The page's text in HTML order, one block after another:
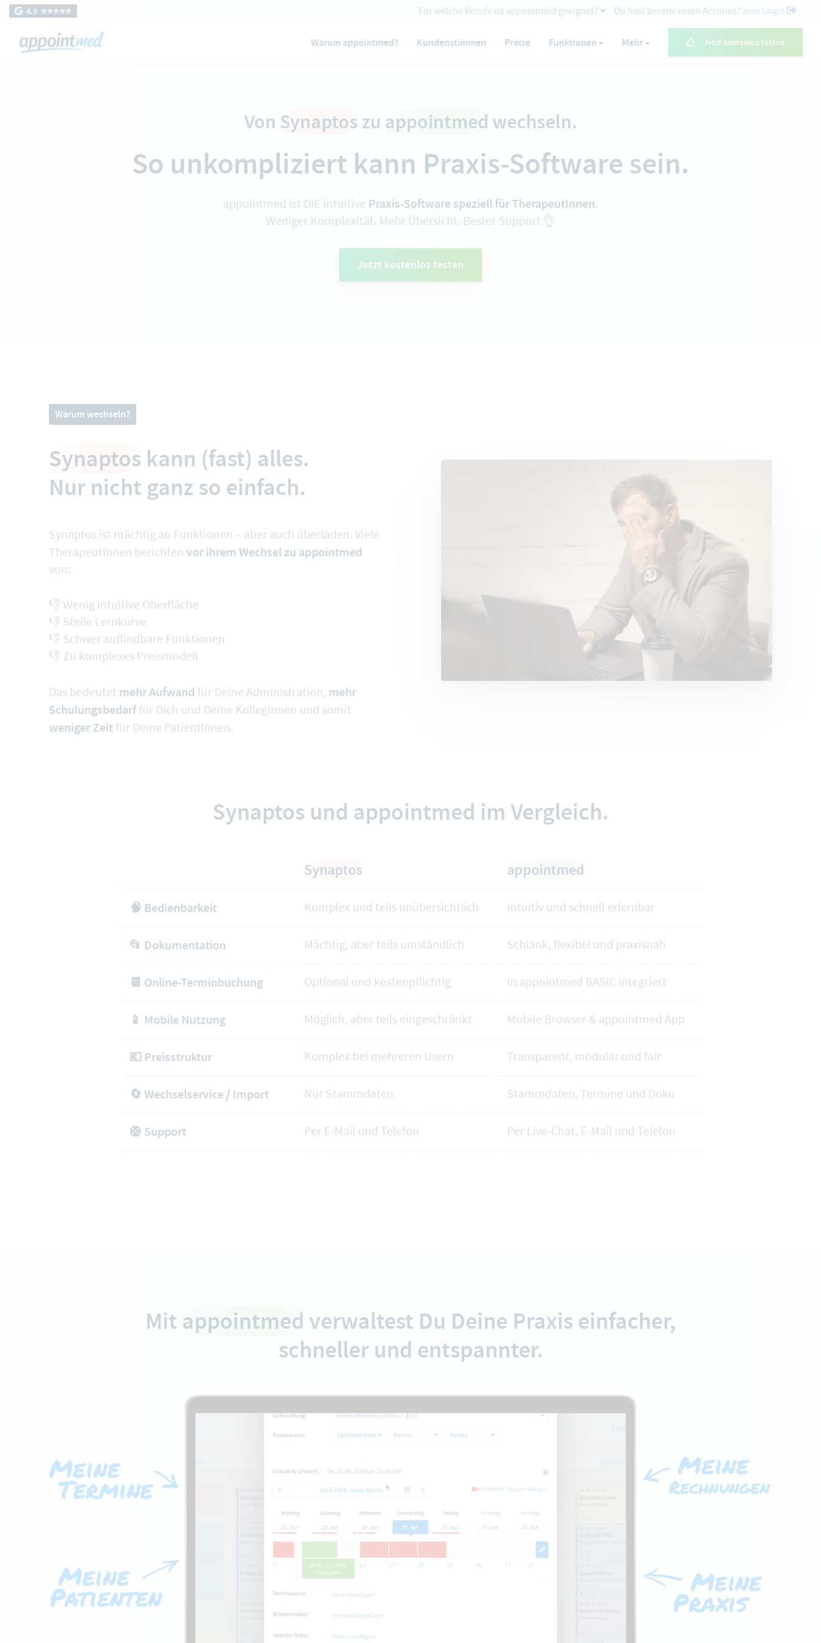
4.9 ⭐️⭐️⭐️⭐️⭐️ Für welche Berufe ist appointmed geeignet? Du hast bereits einen Account? zum Login
Warum appointmed? Kundenstimmen Preise Funktionen Mehr Jetzt kostenlos testen
Von Synaptoszu appointmed wechseln.
So unkompliziert kann Praxis-Software sein.
appointmed ist DIE intuitive Praxis-Software speziell für TherapeutInnen.
Weniger Komplexität. Mehr Übersicht. Bester Support 👌
Jetzt kostenlos testen
Warum wechseln?
Synaptos kann (fast) alles.
Nur nicht ganz so einfach.
Synaptos ist mächtig an Funktionen – aber auch überladen. Viele
TherapeutInnen berichten vor ihrem Wechsel zu appointmed
von:
👎 Wenig intuitive Oberfläche
👎 Steile Lernkurve
👎 Schwer auffindbare Funktionen
👎 Zu komplexes Preismodell
Das bedeutet mehr Aufwand für Deine Administration, mehr
Schulungsbedarffür Dich und Deine KollegInnen und somit
weniger Zeit für Deine PatientInnen.
Synaptos und appointmed im Vergleich.
Synaptos appointmed
🧠 Bedienbarkeit Komplex und teils unübersichtlich Intuitiv und schnell erlernbar
📂 Dokumentation Mächtig, aber teils umständlich Schlank, flexibel und praxisnah
📆 Online-Terminbuchung Optional und kostenpflichtig In appointmed BASIC integriert
📱 Mobile Nutzung Möglich, aber teils eingeschränkt Mobile Browser & appointmed App
💶 Preisstruktur Komplex bei mehreren Usern Transparent, modular und fair
🔄 Wechselservice / Import Nur Stammdaten Stammdaten, Termine und Doku
🛟 Support Per E-Mail und Telefon Per Live-Chat, E-Mail und Telefon
Mit appointmed verwaltest Du Deine Praxis einfacher,
schneller und entspannter.